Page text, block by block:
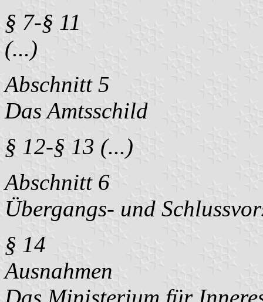
§ 7-§ 11
(...)
Abschnitt 5
Das Amtsschild
§ 12-§ 13 (...)
Abschnitt 6
Übergangs- und
§ 14
Ausnahmen